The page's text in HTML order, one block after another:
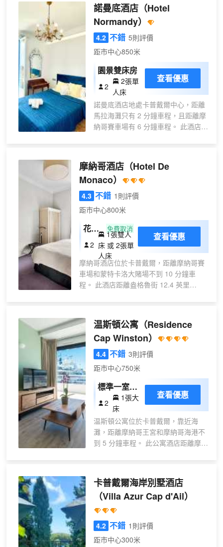
諾曼底酒店（Hotel
Normandy）
4.2 不錯 5則評價
距市中心850米
園景雙床房
2
2張單
人床
查看優惠
諾曼底酒店地處卡普戴爾中心，距離
馬拉海灘只有 2 分鐘車程，且距離摩
納哥賽車場有 6 分鐘車程。 此酒店距
（4.3 公里）。 您可到露台和花園欣
賞美景，還可利用免費 WiFi等服務和
設施。 您可以在酒店的咖啡館享用美
味餐點；也可以待在房間裏，享受部
分時段客房送餐服務。您可以到酒吧/
酒廊，點一杯喜歡的飲品，暢飲一
番。每天 07:30 至 11:00 提供收費的
自助式早餐。 特色服務/設施包括大
堂免費報紙、乾洗/洗衣服務和多語言
服務。 酒店的 16 間客房定能讓您在
旅途中找到家的舒適。提供免費無線
網絡，方便您與朋友保持聯繫。浴室
提供淋浴設施和吹風機。便利設施包
摩納哥酒店（Hotel De
Monaco）
4.3 不錯 1則評價
距市中心800米
花園
景典
雅雙
人間
或雙
床間
免費取消
2
1張雙人
床 或 2張單
人床
查看優惠
摩納哥酒店位於卡普戴爾，距離摩納哥賽
車場和蒙特卡洛大賭場不到 10 分鐘車
程。 此酒店距離盎格魯街 12.4 英里
禮賓服務等便利服務和設施。 每天 07:30
至 10:00 提供收費的自助式早餐。 特色服
務/設施包括行李寄存、洗衣設施和儲物
櫃。 酒店的 14 間客房定能讓您在旅途中
找到家的舒適。提供免費無線網絡，方便
您與朋友保持聯繫。配備淋浴設施的私人
浴室提供吹風機和拖鞋。便利設施包括熨
斗/熨衣板和打印機；而且每天提供客房服
務。
温斯頓公寓（Residence
Cap Winston）
4.4 不錯 3則評價
距市中心750米
標準一室公
寓 - 帶海景
陽台
2
1張大
床
查看優惠
温斯頓公寓位於卡普戴爾，靠近海
灘，距離摩納哥王宮和摩納哥海港不
到 5 分鐘車程。 此公寓酒店距離摩納
里）。 這個無煙公寓酒店的特色是附
近的自行車租賃。 您可以到海濱酒
吧，點一杯喜歡的飲品，暢飲一番。
每天 07:00 至 10:30 提供收費的自助
式早餐。 酒店提供收費自助停車。
有 31 間客房提供備有爐灶和微波爐
的簡易廚房；您定能在旅途中找到家
卡普戴爾海岸別墅酒店
（Villa Azur Cap d'Ail）
4.2 不錯 1則評價
距市中心300米